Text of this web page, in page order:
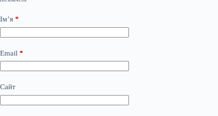
Ім’я *
Email *
Сайт